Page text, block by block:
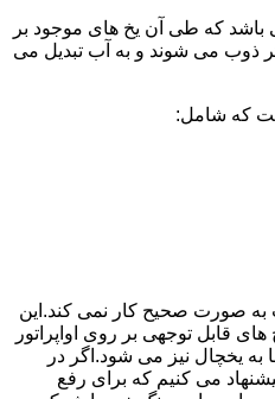
باشد که طی آن یخ های موجود بر
ذوب می شوند و به آب تبدیل می
که شامل:
به صورت صحیح کار نمی کند.این
قابل توجهی بر روی اواپراتور
یخچال نیز می شود.اگر در
می کنیم که برای رفع